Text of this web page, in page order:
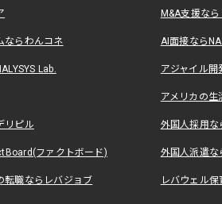
M&A支援な
ならわんコネ AI面接なら
Lab. アジャイル
アメリカの
リピル 外国人採用
ファクトボード) 外国人派遣な
転職ならレバジョブ レバウェル